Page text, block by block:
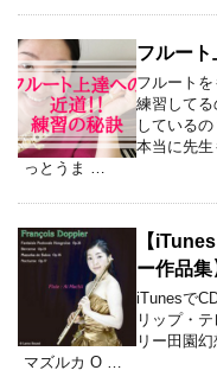
フルー
フルート
練習して
している
本当に先
っとうま …
【
ー作品集
iTunesで
リップ・
リー田園
マズルカ O …